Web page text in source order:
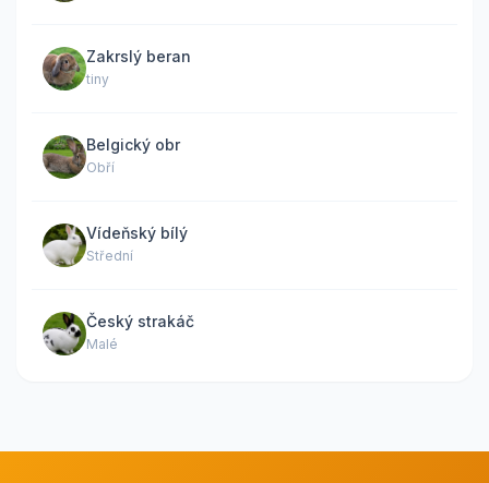
Zakrslý beran
tiny
Belgický obr
Obří
Vídeňský bílý
Střední
Český strakáč
Malé